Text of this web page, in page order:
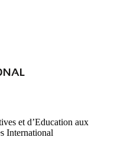
et d’Education aux
International